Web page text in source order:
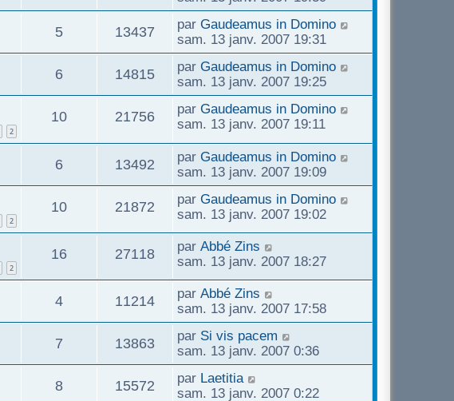
5 13437 par Gaudeamus in Domino
sam. 13 janv. 2007 19:31
6 14815 par Gaudeamus in Domino
sam. 13 janv. 2007 19:25
2
10 21756 par Gaudeamus in Domino
sam. 13 janv. 2007 19:11
6 13492 par Gaudeamus in Domino
sam. 13 janv. 2007 19:09
2
10 21872 par Gaudeamus in Domino
sam. 13 janv. 2007 19:02
2
16 27118 par Abbé Zins
sam. 13 janv. 2007 18:27
4 11214 par Abbé Zins
sam. 13 janv. 2007 17:58
7 13863 par Si vis pacem
sam. 13 janv. 2007 0:36
8 15572 par Laetitia
sam. 13 janv. 2007 0:22